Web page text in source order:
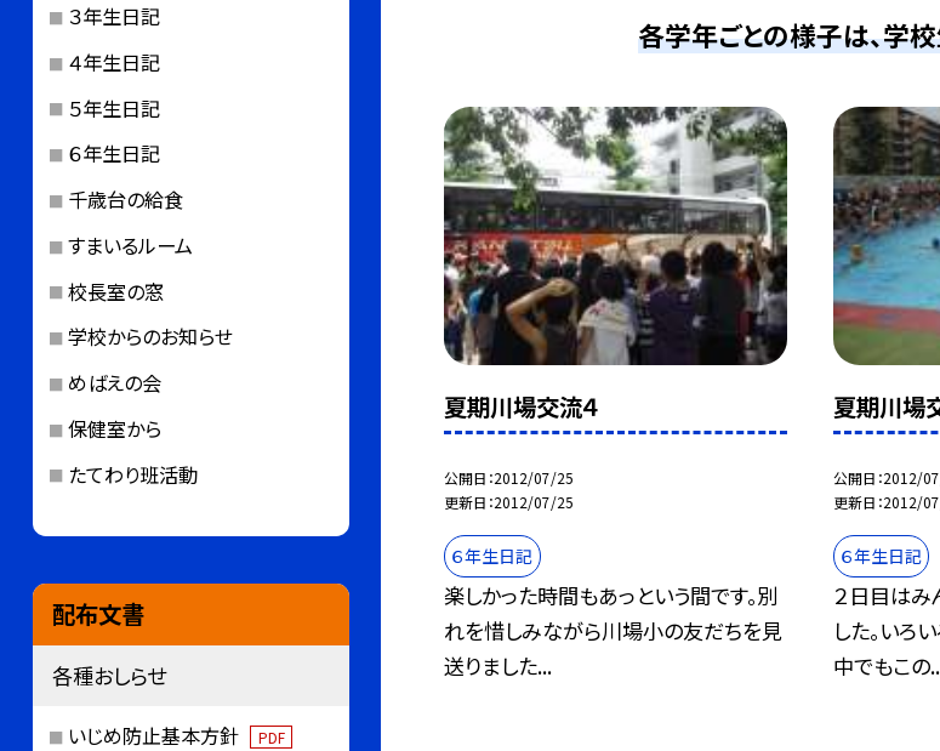
各学年ごとの様子は、学
夏期川場交流４
公開日 2012/07/25
更新日 2012/07/25
６年生日記
楽しかった時間もあっという間です。別
れを惜しみながら川場小の友だちを見
送りました...
夏期川場
公開日 2012/
更新日 2012/
６年生日記
２日目は
した。いろ
中でもこの
３年生日記
４年生日記
５年生日記
６年生日記
千歳台の給食
すまいるルーム
校長室の窓
学校からのお知らせ
めばえの会
保健室から
たてわり班活動
配布文書
各種おしらせ
いじめ防止基本方針 PDF